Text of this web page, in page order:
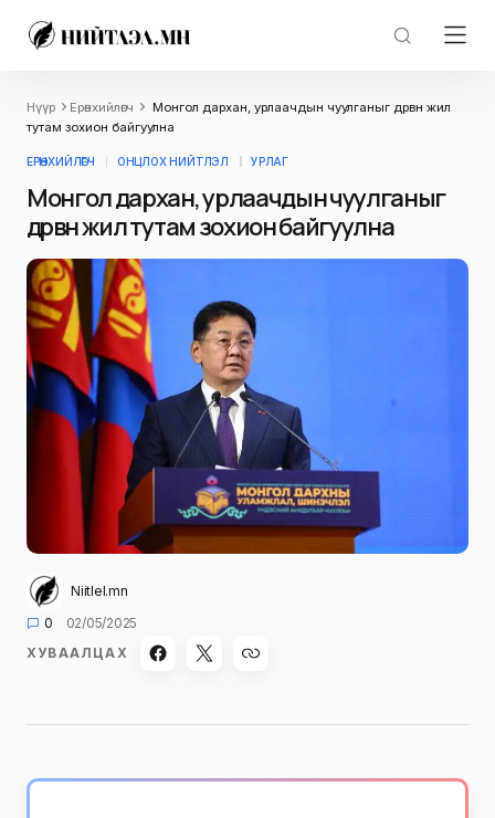
Нүүр Ерөнхийлөгч
Монгол дархан, урлаачдын чуулганыг дөрвөн жил
тутам зохион байгуулна
ЕРӨНХИЙЛӨГЧ ОНЦЛОХ НИЙТЛЭЛ УРЛАГ
Монгол дархан, урлаачдын чуулганыг
дөрвөн жил тутам зохион байгуулна
Niitlel.mn
0
02/05/2025
ХУВААЛЦАХ